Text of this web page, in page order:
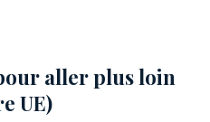
aller plus loin
UE)